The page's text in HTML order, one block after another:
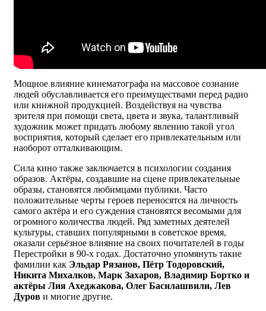
Мощное влияние кинематографа на массовое сознание
людей обуславливается его преимуществами перед радио
или книжной продукцией. Воздействуя на чувства
зрителя при помощи света, цвета и звука, талантливый
художник может придать любому явлению такой угол
восприятия, который сделает его привлекательным или
наоборот отталкивающим.
Сила кино также заключается в психологии создания
образов. Актёры, создавшие на сцене привлекательные
образы, становятся любимцами публики. Часто
положительные черты героев переносятся на личность
самого актёра и его суждения становятся весомыми для
огромного количества людей. Ряд заметных деятелей
культуры, ставших популярными в советское время,
оказали серьёзное влияние на своих почитателей в годы
Перестройки в 90-х годах. Достаточно упомянуть такие
фамилии как Эльдар Рязанов, Пётр Тодоровский,
Никита Михалков, Марк Захаров, Владимир Бортко и
актёры Лия Ахеджакова, Олег Басилашвили, Лев
Дуров и многие другие.